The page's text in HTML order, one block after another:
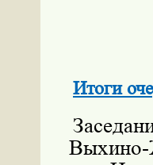
Итоги
Выхино-